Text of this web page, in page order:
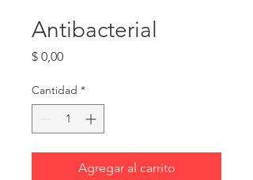
Antibacterial
$ 0,00Precio
Cantidad *
Agregar al carrito